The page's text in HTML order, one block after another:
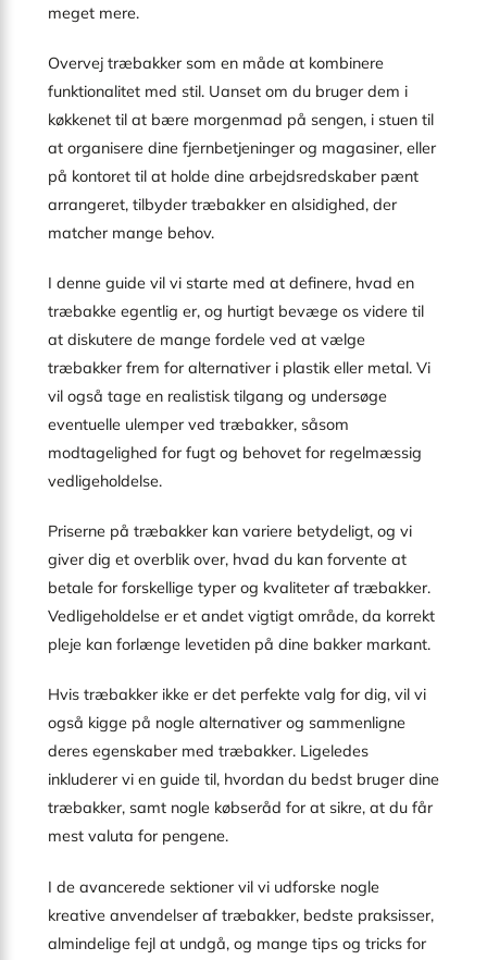
meget mere.
Overvej træbakker som en måde at kombinere
funktionalitet med stil. Uanset om du bruger dem i
køkkenet til at bære morgenmad på sengen, i stuen til
at organisere dine fjernbetjeninger og magasiner, eller
på kontoret til at holde dine arbejdsredskaber pænt
arrangeret, tilbyder træbakker en alsidighed, der
matcher mange behov.
I denne guide vil vi starte med at definere, hvad en
træbakke egentlig er, og hurtigt bevæge os videre til
at diskutere de mange fordele ved at vælge
træbakker frem for alternativer i plastik eller metal. Vi
vil også tage en realistisk tilgang og undersøge
eventuelle ulemper ved træbakker, såsom
modtagelighed for fugt og behovet for regelmæssig
vedligeholdelse.
Priserne på træbakker kan variere betydeligt, og vi
giver dig et overblik over, hvad du kan forvente at
betale for forskellige typer og kvaliteter af træbakker.
Vedligeholdelse er et andet vigtigt område, da korrekt
pleje kan forlænge levetiden på dine bakker markant.
Hvis træbakker ikke er det perfekte valg for dig, vil vi
også kigge på nogle alternativer og sammenligne
deres egenskaber med træbakker. Ligeledes
inkluderer vi en guide til, hvordan du bedst bruger dine
træbakker, samt nogle købseråd for at sikre, at du får
mest valuta for pengene.
I de avancerede sektioner vil vi udforske nogle
kreative anvendelser af træbakker, bedste praksisser,
almindelige fejl at undgå, og mange tips og tricks for